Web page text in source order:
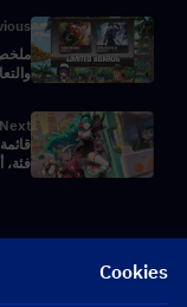
Next
فئة،
الولايات المتحدة - USDCookies